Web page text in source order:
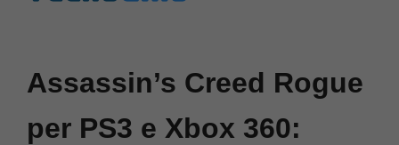
Assassin’s Creed Rogue
per PS3 e Xbox 360: